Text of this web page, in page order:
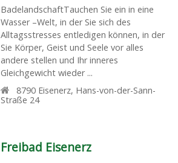
BadelandschaftTauchen Sie ein in eine
Wasser –Welt, in der Sie sich des
Alltagsstresses entledigen können, in der
Sie Körper, Geist und Seele vor alles
andere stellen und Ihr inneres
Gleichgewicht wieder ...
8790 Eisenerz, Hans-von-der-Sann-
Straße 24
Freibad Eisenerz